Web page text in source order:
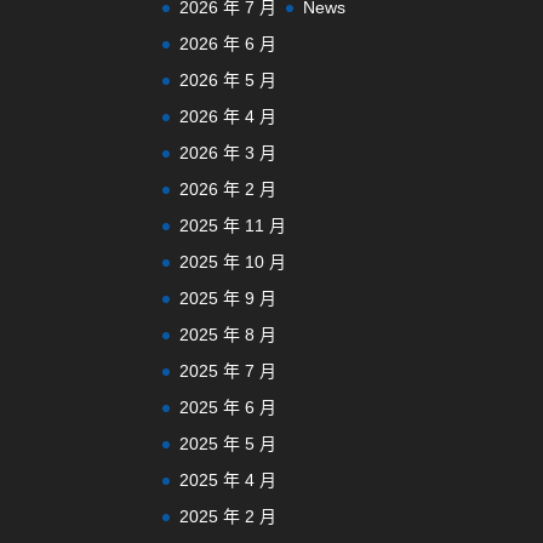
2026 年 7 月
2026 年 6 月
2026 年 5 月
2026 年 4 月
2026 年 3 月
2026 年 2 月
2025 年 11 月
2025 年 10 月
2025 年 9 月
2025 年 8 月
2025 年 7 月
2025 年 6 月
2025 年 5 月
2025 年 4 月
2025 年 2 月
News